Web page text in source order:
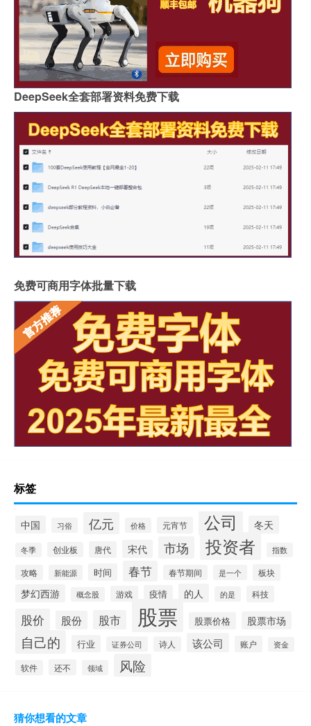
DeepSeek全套部署资料免费下载
免费可商用字体批量下载
标签
中国 习俗 亿元 价格 元宵节 公司 冬天
冬季 创业板 唐代 宋代 市场 投资者 指数
攻略 新能源 时间 春节 春节期间 是一个 板块
梦幻西游 概念股 游戏 疫情 的人 的是 科技
股价 股份 股市 股票 股票价格 股票市场
自己的 行业 证券公司 诗人 该公司 账户 资金
软件 还不 领域 风险
猜你想看的文章